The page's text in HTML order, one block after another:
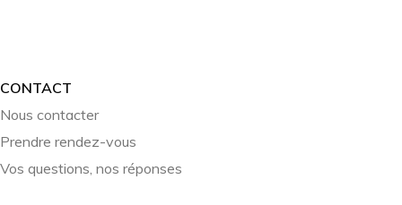
CONTACT
Nous contacter
Prendre rendez-vous
Vos questions, nos réponses